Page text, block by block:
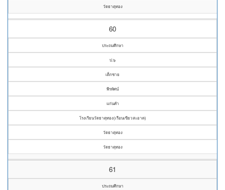
วัดธาตุทอง
60
ประถมศึกษา
ป.๖
เด็กชาย
พีรทัศน์
แก่นคำ
โรงเรียนวัดธาตุทอง(เรือนเขียวสะอาด)
วัดธาตุทอง
วัดธาตุทอง
61
ประถมศึกษา